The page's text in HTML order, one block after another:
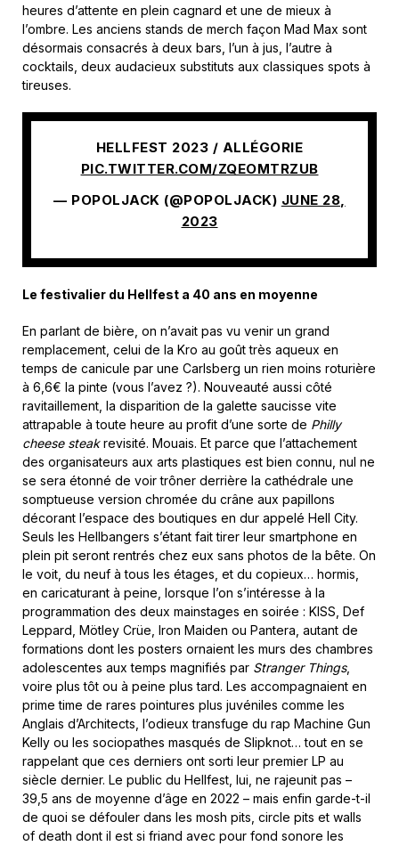
heures d’attente en plein cagnard et une de mieux à
l’ombre. Les anciens stands de merch façon Mad Max sont
désormais consacrés à deux bars, l’un à jus, l’autre à
cocktails, deux audacieux substituts aux classiques spots à
tireuses.
HELLFEST 2023 / ALLÉGORIE
PIC.TWITTER.COM/ZQEOMTRZUB
— POPOLJACK (@POPOLJACK) JUNE 28,
2023
Le festivalier du Hellfest a 40 ans en moyenne
En parlant de bière, on n’avait pas vu venir un grand
remplacement, celui de la Kro au goût très aqueux en
temps de canicule par une Carlsberg un rien moins roturière
à 6,6€ la pinte (vous l’avez ?). Nouveauté aussi côté
ravitaillement, la disparition de la galette saucisse vite
attrapable à toute heure au profit d’une sorte de Philly
cheese steakrevisité. Mouais. Et parce que l’attachement
des organisateurs aux arts plastiques est bien connu, nul ne
se sera étonné de voir trôner derrière la cathédrale une
somptueuse version chromée du crâne aux papillons
décorant l’espace des boutiques en dur appelé Hell City.
Seuls les Hellbangers s’étant fait tirer leur smartphone en
plein pit seront rentrés chez eux sans photos de la bête. On
le voit, du neuf à tous les étages, et du copieux… hormis,
en caricaturant à peine, lorsque l’on s’intéresse à la
programmation des deux mainstages en soirée : KISS, Def
Leppard, Mötley Crüe, Iron Maiden ou Pantera, autant de
formations dont les posters ornaient les murs des chambres
adolescentes aux temps magnifiés par Stranger Things,
voire plus tôt ou à peine plus tard. Les accompagnaient en
prime time de rares pointures plus juvéniles comme les
Anglais d’Architects, l’odieux transfuge du rap Machine Gun
Kelly ou les sociopathes masqués de Slipknot… tout en se
rappelant que ces derniers ont sorti leur premier LP au
siècle dernier. Le public du Hellfest, lui, ne rajeunit pas –
39,5 ans de moyenne d’âge en 2022 – mais enfin garde-t-il
de quoi se défouler dans les mosh pits, circle pits et walls
of death dont il est si friand avec pour fond sonore les